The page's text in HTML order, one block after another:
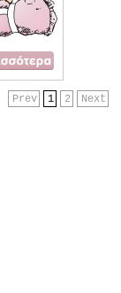
Next
2
1
Prev